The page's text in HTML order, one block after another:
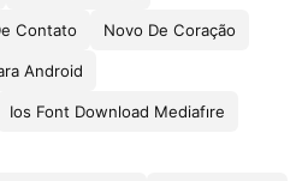
Contato Novo De Coração
Android
Ios Font Download Mediafıre